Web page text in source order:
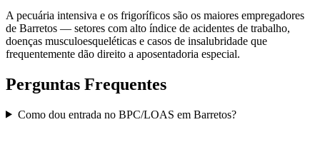
A pecuária intensiva e os frigoríficos são os maiores empregadores
de Barretos — setores com alto índice de acidentes de trabalho,
doenças musculoesqueléticas e casos de insalubridade que
frequentemente dão direito a aposentadoria especial.
Perguntas Frequentes
Como dou entrada no BPC/LOAS em Barretos?